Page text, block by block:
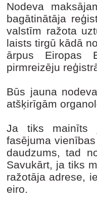
Nodeva
bagātinātāja
valstīm ražota
laists tirgū kādā
ārpus Eiropas
pirmreizēju
Būs jauna
atšķirīgām
Ja tiks mainīts
fasējuma
daudzums, tad
Savukārt, ja tiks
ražotāja adrese,
eiro.